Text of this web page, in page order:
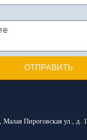
ОТПРАВИТЬ
Малая Пироговская ул., д.